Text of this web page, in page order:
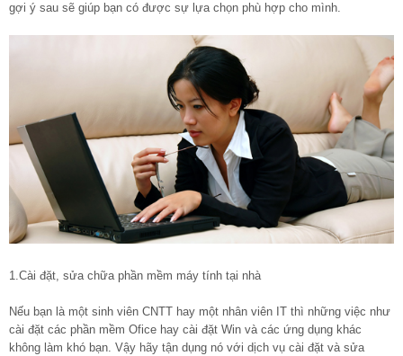
gợi ý sau sẽ giúp bạn có được sự lựa chọn phù hợp cho mình.
1.Cài đặt, sửa chữa phần mềm máy tính tại nhà
Nếu bạn là một sinh viên CNTT hay một nhân viên IT thì những việc như
cài đặt các phần mềm Ofice hay cài đặt Win và các ứng dụng khác
không làm khó bạn. Vậy hãy tận dụng nó với dịch vụ cài đặt và sửa